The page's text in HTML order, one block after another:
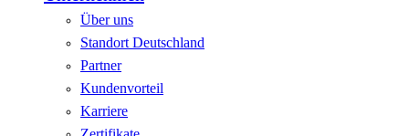
Über uns
Standort Deutschland
Partner
Kundenvorteil
Karriere